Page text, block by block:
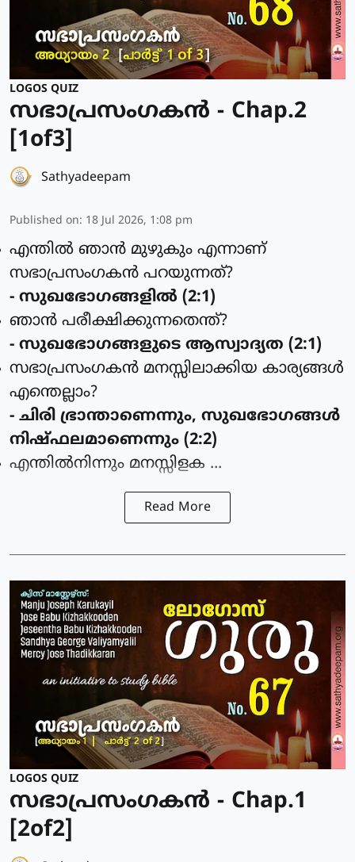
LOGOS QUIZ
സഭാപ്രസംഗകൻ - Chap.2
[1of3]
Sathyadeepam
Published on: 18 Jul 2026, 1:08 pm
എന്തില്‍ ഞാന്‍ മുഴുകും എന്നാണ്
സഭാപ്രസംഗകന്‍ പറയുന്നത്?
- സുഖഭോഗങ്ങളില്‍ (2:1)
ഞാന്‍ പരീക്ഷിക്കുന്നതെന്ത്?
- സുഖഭോഗങ്ങളുടെ ആസ്വാദ്യത (2:1)
സഭാപ്രസംഗകന്‍ മനസ്സിലാക്കിയ കാര്യങ്ങള്‍
എന്തെല്ലാം?
- ചിരി ഭ്രാന്താണെന്നും, സുഖഭോഗങ്ങള്‍
നിഷ്ഫലമാണെന്നും (2:2)
എന്തില്‍നിന്നും മനസ്സിളക ...
Read More
LOGOS QUIZ
സഭാപ്രസംഗകൻ - Chap.1
[2of2]